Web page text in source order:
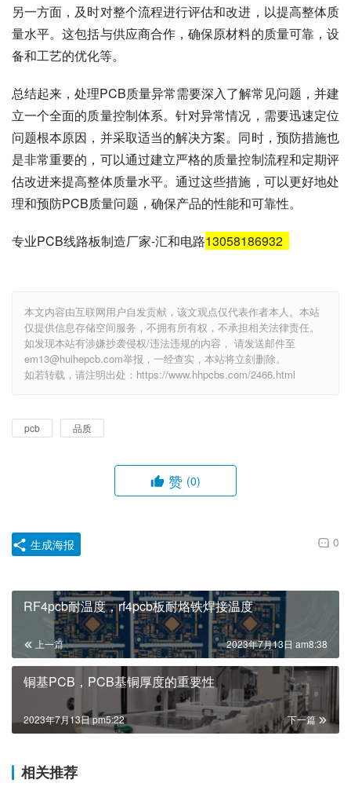
另一方面，及时对整个流程进行评估和改进，以提高整体质
量水平。这包括与供应商合作，确保原材料的质量可靠，设
备和工艺的优化等。
总结起来，处理PCB质量异常需要深入了解常见问题，并建
立一个全面的质量控制体系。针对异常情况，需要迅速定位
问题根本原因，并采取适当的解决方案。同时，预防措施也
是非常重要的，可以通过建立严格的质量控制流程和定期评
估改进来提高整体质量水平。通过这些措施，可以更好地处
理和预防PCB质量问题，确保产品的性能和可靠性。
专业PCB线路板制造厂家-汇和电路13058186932
本文内容由互联网用户自发贡献，该文观点仅代表作者本人。本站
仅提供信息存储空间服务，不拥有所有权，不承担相关法律责任。
如发现本站有涉嫌抄袭侵权/违法违规的内容， 请发送邮件至
em13@huihepcb.com举报，一经查实，本站将立刻删除。
如若转载，请注明出处：https://www.hhpcbs.com/2466.html
pcb 品质
赞 (0)
0
生成海报
RF4pcb耐温度，rf4pcb板耐烙铁焊接温度
上一篇 2023年7月13日 am8:38
铜基PCB，PCB基铜厚度的重要性
下一篇
2023年7月13日 pm5:22
相关推荐